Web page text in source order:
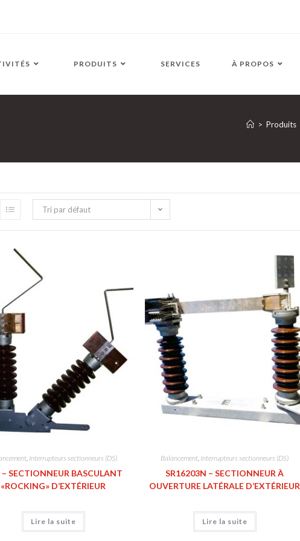
PRODUITS SERVICES À PROPOS
> Produits
Tri par défaut
, Interrupteurs sectionneurs (DS)
– SECTIONNEUR BASCULANT
«ROCKING» D’EXTÉRIEUR
Lire la suite
Balancement, Interrupteurs sectionneurs (DS)
SR16203N – SECTIONNEUR À
OUVERTURE LATÉRALE D’EXTÉRIEUR
Lire la suite